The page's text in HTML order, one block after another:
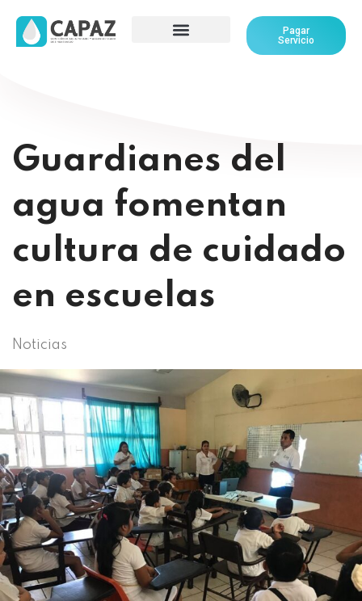
Pagar
Servicio
Guardianes del
agua fomentan
cultura de cuidado
en escuelas
Noticias